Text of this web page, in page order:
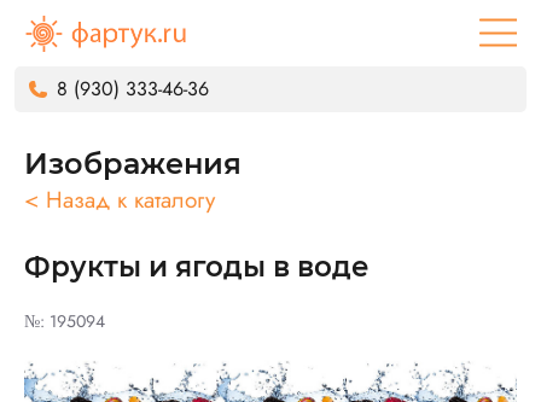
8 (930) 333-46-36
Изображения
< Назад к каталогу
Фрукты и ягоды в воде
№: 195094